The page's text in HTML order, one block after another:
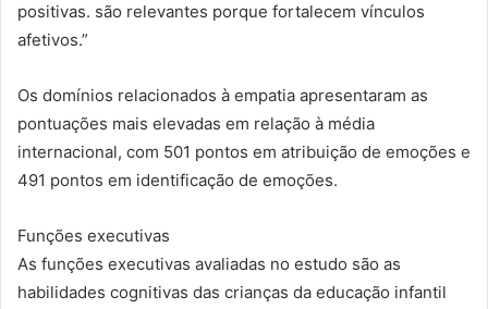
positivas. são relevantes porque fortalecem vínculos
afetivos.”
Os domínios relacionados à empatia apresentaram as
pontuações mais elevadas em relação à média
internacional, com 501 pontos em atribuição de emoções e
491 pontos em identificação de emoções.
Funções executivas
As funções executivas avaliadas no estudo são as
habilidades cognitivas das crianças da educação infantil